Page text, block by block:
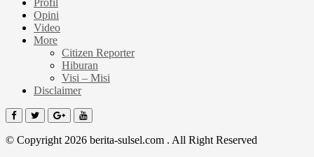
Profil
Opini
Video
More
Citizen Reporter
Hiburan
Visi – Misi
Disclaimer
© Copyright 2026 berita-sulsel.com . All Right Reserved